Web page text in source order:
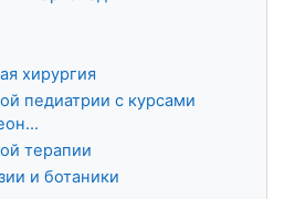
хирургия
педиатрии с курсами
терапии
и ботаники